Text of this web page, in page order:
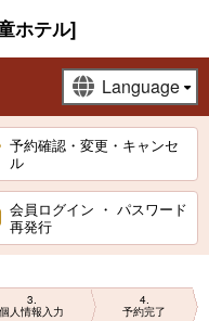
ホテル]
予約確認・変更・キャンセ
ル
会員ログイン ・ パスワード
再発行
3
個人情報入力
4
予約完了